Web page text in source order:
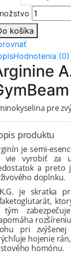
košíka
Hodnotenia (0)
pre
produktu
je semi-
vie vyrobiť za
a preto
doplnku.
je skratka
pri zvýšenej
hojenie
homónu.